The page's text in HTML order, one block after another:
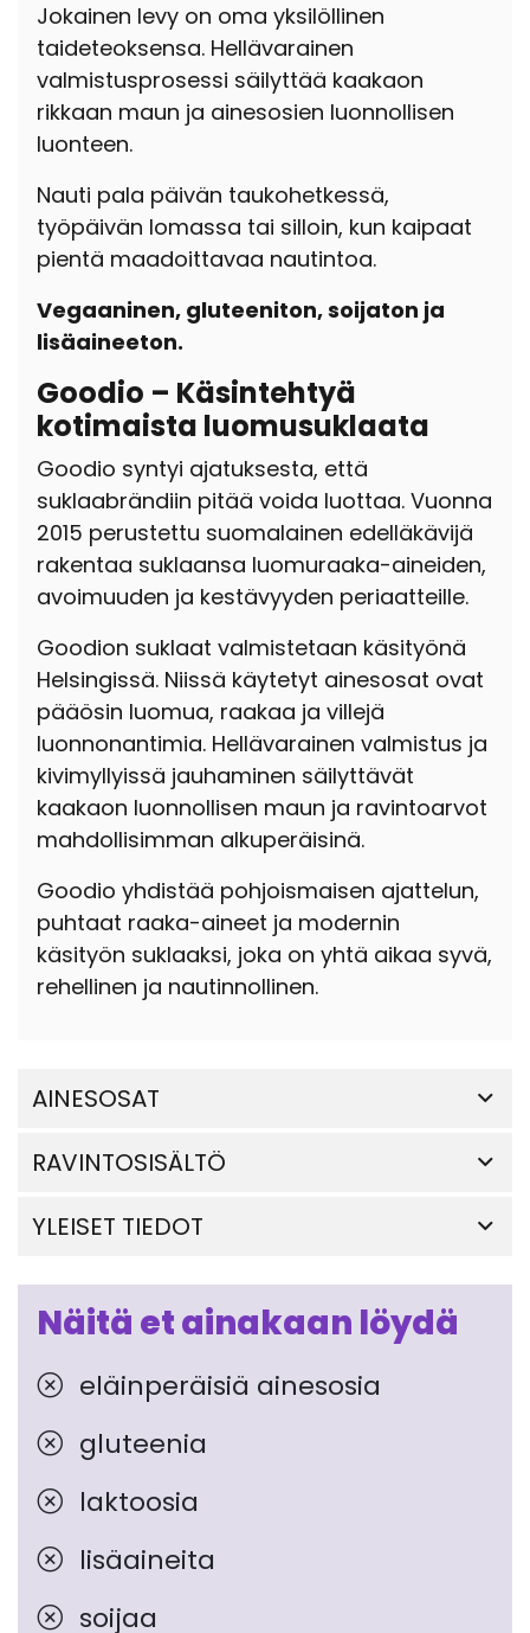
Jokainen levy on oma yksilöllinen
taideteoksensa. Hellävarainen
valmistusprosessi säilyttää kaakaon
rikkaan maun ja ainesosien luonnollisen
luonteen.
Nauti pala päivän taukohetkessä,
työpäivän lomassa tai silloin, kun kaipaat
pientä maadoittavaa nautintoa.
Vegaaninen, gluteeniton, soijaton ja
lisäaineeton.
Goodio – Käsintehtyä
kotimaista luomusuklaata
Goodio syntyi ajatuksesta, että
suklaabrändiin pitää voida luottaa. Vuonna
2015 perustettu suomalainen edelläkävijä
rakentaa suklaansa luomuraaka-aineiden,
avoimuuden ja kestävyyden periaatteille.
Goodion suklaat valmistetaan käsityönä
Helsingissä. Niissä käytetyt ainesosat ovat
pääösin luomua, raakaa ja villejä
luonnonantimia. Hellävarainen valmistus ja
kivimyllyissä jauhaminen säilyttävät
kaakaon luonnollisen maun ja ravintoarvot
mahdollisimman alkuperäisinä.
Goodio yhdistää pohjoismaisen ajattelun,
puhtaat raaka-aineet ja modernin
käsityön suklaaksi, joka on yhtä aikaa syvä,
rehellinen ja nautinnollinen.
AINESOSAT
RAVINTOSISÄLTÖ
YLEISET TIEDOT
Näitä et ainakaan löydä
eläinperäisiä ainesosia
gluteenia
laktoosia
lisäaineita
soijaa